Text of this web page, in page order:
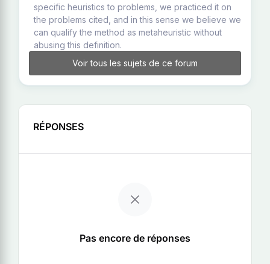
specific heuristics to problems, we practiced it on
the problems cited, and in this sense we believe we
can qualify the method as metaheuristic without
abusing this definition.
Voir tous les sujets de ce forum
RÉPONSES
Pas encore de réponses